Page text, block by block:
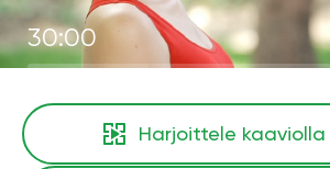
30:00
Harjoittele kaaviolla